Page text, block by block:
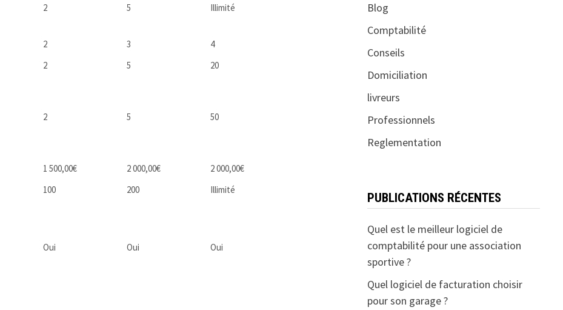
2 5 Illimité
2 3
4
2 5 20
2 5 50
1 500,00€ 2 000,00€
2 000,00€
100 200 Illimité
Oui Oui Oui
Blog
Comptabilité
Conseils
Domiciliation
livreurs
Professionnels
Reglementation
PUBLICATIONS RÉCENTES
Quel est le meilleur logiciel de
comptabilité pour une association
sportive ?
Quel logiciel de facturation choisir
pour son garage ?